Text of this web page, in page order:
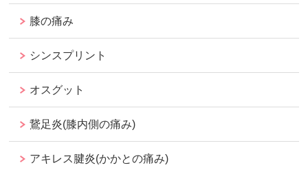
膝の痛み
シンスプリント
オスグット
鵞足炎(膝内側の痛み)
アキレス腱炎(かかとの痛み)